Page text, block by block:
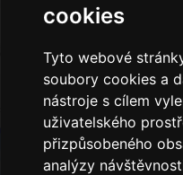
cookies
Tyto webové
soubory cookies a
nástroje s cílem
uživatelského
přizpůsobeného
analýzy
François
Urbánní koláž
Edouard François
Fill in „nospam“
1997-2026